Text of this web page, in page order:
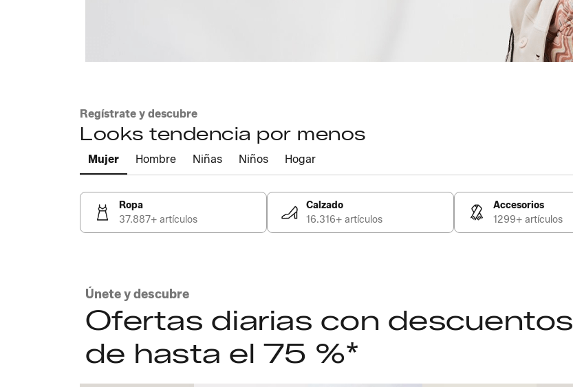
Regístrate y descubre
Looks tendencia por menos
Mujer Hombre Niñas Niños Hogar
Ropa
37.887+ artículos
Calzado
16.316+ artículos
Accesorios
1299+ artículos
Únete y descubre
Ofertas diarias con descuentos
de hasta el 75 %*